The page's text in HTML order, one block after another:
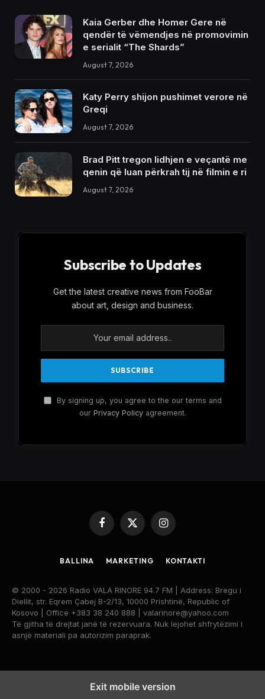
Kaia Gerber dhe Homer Gere në
qendër të vëmendjes në promovimin
e serialit “The Shards”
August 7, 2026
Katy Perry shijon pushimet verore në
Greqi
August 7, 2026
Brad Pitt tregon lidhjen e veçantë me
qenin që luan përkrah tij në filmin e ri
August 7, 2026
Subscribe to Updates
Get the latest creative news from FooBar
about art, design and business.
By signing up, you agree to the our terms and
our Privacy Policyagreement.
Facebook
X
(Twitter)
Instagram
BALLINA MARKETING KONTAKTI
© 2000 - 2026 Radio VALA RINORE 94.7 FM | Address: Bregu i
Diellit, str. Eqrem Çabej B-2/13, 10000 Prishtinë, Republic of
Kosovo | Office +383 38 240 888 | valarinore@yahoo.com
Të gjitha të drejtat janë të rezervuara. Nuk lejohet shfrytëzimi i
asnjë materiali pa autorizim paraprak.
Exit mobile version